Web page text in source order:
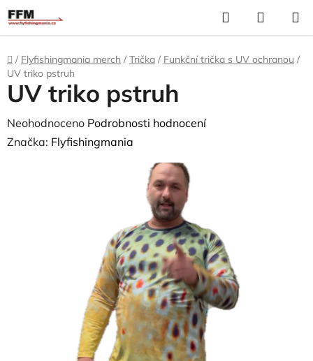
Přejít
na
obsah
Hledat
Domů
/ Flyfishingmania merch / Trička / Funkční trička s UV ochranou /
UV triko pstruh
UV triko pstruh
Průměrné
hodnocení
Neohodnoceno Podrobnosti hodnocení
Značka: Flyfishingmania